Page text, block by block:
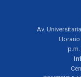
Av.
Horario
p.m.